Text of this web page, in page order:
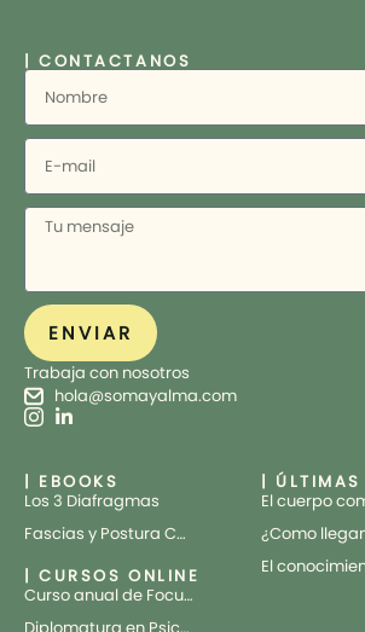
| EBOOKS
Los 3 Diafragmas
Fascias y Postura Corporal
| CURSOS ONLINE
Curso anual de Focusing Cuántico aplicado al Trauma
Diplomatura en Psicotrauma
|
| CONTACTANOS
ENVIAR
Trabaja con nosotros
hola@somayalma.com